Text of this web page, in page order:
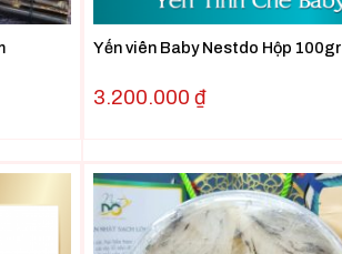
Yến viên Baby Nestdo Hộp 100gr
3.200.000₫